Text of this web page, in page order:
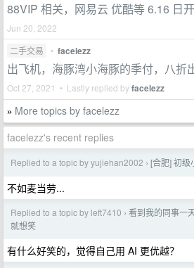
88VIP 相关，网易云 优酷等 6.16 日
Jun 20, 2022
二手交易
• facelezz
出飞机，海豚湾小海豚的季付，八折
Oct 27, 2021 • Lastly replied byfacelezz
» More topics by facelezz
facelezz's recent replies
Replied to a topic by yujiehan2002 › [合肥] 初级
不如麦当劳...
Replied to a topic by left7410 › 看到我的同事一
就想笑
有什么好笑的，觉得自己用 AI 更优越？